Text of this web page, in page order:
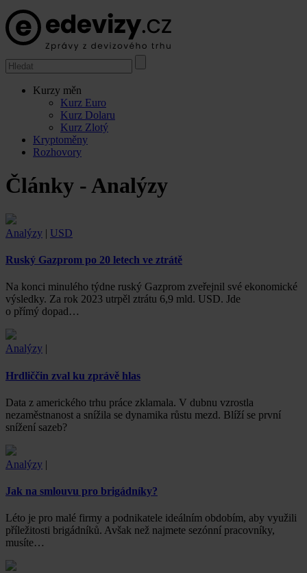
Kurzy měn
Kurz Euro
Kurz Dolaru
Kurz Zlotý
Kryptoměny
Rozhovory
Články - Analýzy
Analýzy | USD
Ruský Gazprom po 20 letech ve ztrátě
Na konci minulého týdne ruský Gazprom zveřejnil své ekonomické
výsledky. Za rok 2023 utrpěl ztrátu 6,9 mld. USD. Jde
o přímý dopad…
Analýzy |
Hrdliččin zval ku zprávě hlas
Data z amerického trhu práce zklamala. V dubnu vzrostla
nezaměstnanost a snížila se dynamika růstu mezd. Blíží se první
snížení sazeb?
Analýzy |
Jak na smlouvu pro brigádníky?
Léto je pro malé firmy a podnikatele ideálním obdobím, aby využili
příležitosti brigádníků. Avšak než najmete sezónní pracovníky,
musíte…